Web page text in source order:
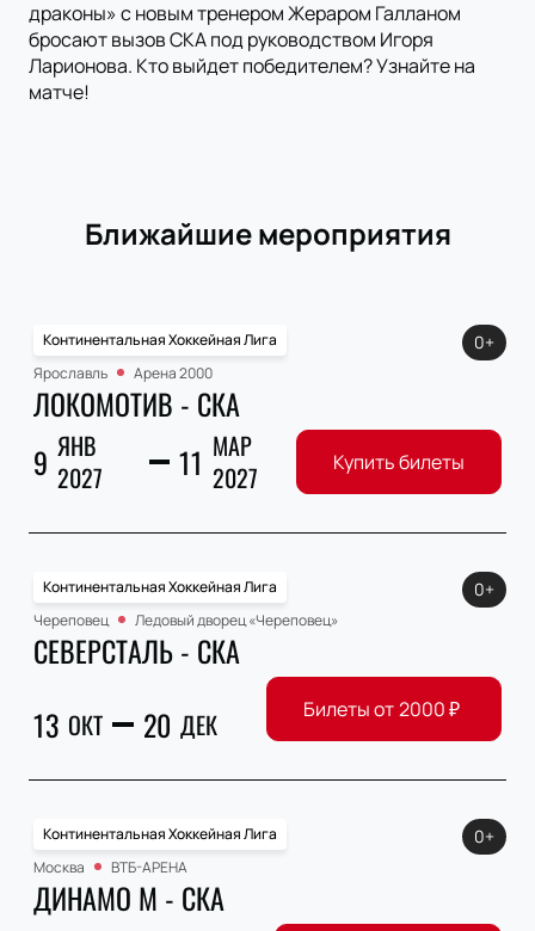
драконы» с новым тренером Жераром Галланом
бросают вызов СКА под руководством Игоря
Ларионова. Кто выйдет победителем? Узнайте на
матче!
Ближайшие мероприятия
Континентальная Хоккейная Лига
Ярославль
Арена 2000
ЛОКОМОТИВ - СКА
9 ЯНВ
2027
11 МАР
2027
0+
Купить билеты
Континентальная Хоккейная Лига
Череповец
Ледовый дворец «Череповец»
СЕВЕРСТАЛЬ - СКА
13 ОКТ 20 ДЕК
0+
Билеты от2000₽
Континентальная Хоккейная Лига
Москва
ВТБ-АРЕНА
ДИНАМО М - СКА
0+